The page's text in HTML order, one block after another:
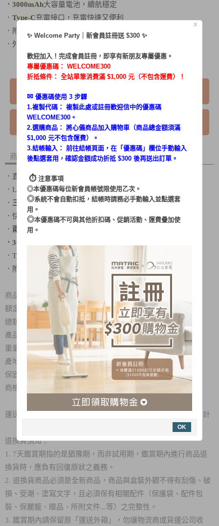
． 3000mAh大容量電池，續航穩定
． Type-C充電接口，充電快速又便利
．附贈
，隨身攜帶更方便
．外型簡約質感，兼具美型與實用
我要詢問
商品內容 商品討論
．直覺按鍵設計
．LED數位顯示
． 三檔 風力選擇
．快速製冰
． 兩種折疊
．3000mAh
．Type-C充電接口
．附贈
商品規格：
額定電壓：5V/2A
總額定消秏電功率：10W
產品尺寸：57
x206x52 (寬)x(高)x(深)mm
重量：0.17Kg
產地：中國
保固：一年(依照購買日期為主)
商檢字號：R37800
運送服務：此商品免運僅限本島地區，配送離島區域運費需另計
退換貨須知：
1. 7天鑑賞期指的是猶豫期，而非試用期，鑑賞期內進行商品退
換貨時，應負有回復原狀之義務。
2. 退換貨商品必須是全新商品，商品與盒裝外觀不得有刮傷、破
損、受潮、塗寫文字，且必須保有相關配件（保護袋、配件包
裝、保麗龍、贈品、所附文件...等）之完整性。
3. 鑑賞期內請保留原「運送外箱」，勿讓物流商或貨運公司收
X
✨ Welcome Party｜新會員註冊送 $300 ✨
歡迎加入！完成會員註冊，即享有新朋友專屬優惠。
專屬優惠碼： WELCOME300
折抵條件： 全站單筆消費滿 $1,000 元（不包含運費）！
✉︎ 優惠碼使用 3 步驟
1.複製代碼： 複製此處或註冊歡迎信中的優惠碼
WELCOME300。
2.選購商品： 將心儀商品加入購物車（商品總金額須滿
$1,000 元不包含運費）。
3.結帳輸入： 前往結帳頁面，在「 優惠碼 」欄位手動輸入
後點選套用，確認金額成功折抵 $300 後再送出訂單。
⏱︎ 注意事項
◎本優惠碼每位新會員帳號限使用乙次。
◎系統不會自動扣抵，結帳時請務必手動輸入並點選套
用。
◎本優惠碼不可與其他折扣碼、促銷活動、運費疊加使
用。
OK